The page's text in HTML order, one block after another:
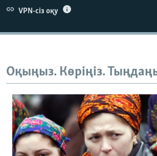
VPN-сіз оқу
Оқыңыз. Көріңіз.